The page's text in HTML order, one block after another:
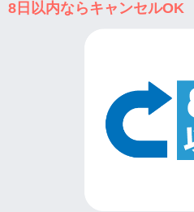
8日以内ならキャンセルOK